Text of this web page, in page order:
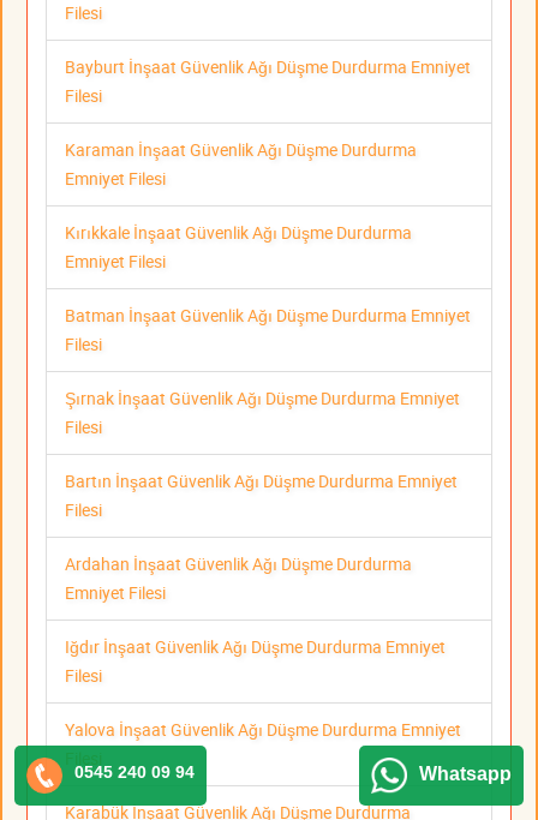
Filesi
Bayburt İnşaat Güvenlik Ağı Düşme Durdurma Emniyet
Filesi
Karaman İnşaat Güvenlik Ağı Düşme Durdurma
Emniyet Filesi
Kırıkkale İnşaat Güvenlik Ağı Düşme Durdurma
Emniyet Filesi
Batman İnşaat Güvenlik Ağı Düşme Durdurma Emniyet
Filesi
Şırnak İnşaat Güvenlik Ağı Düşme Durdurma Emniyet
Filesi
Bartın İnşaat Güvenlik Ağı Düşme Durdurma Emniyet
Filesi
Ardahan İnşaat Güvenlik Ağı Düşme Durdurma
Emniyet Filesi
Iğdır İnşaat Güvenlik Ağı Düşme Durdurma Emniyet
Filesi
Yalova İnşaat Güvenlik Ağı Düşme Durdurma Emniyet
Karabük İnşaat Güvenlik Ağı Düşme Durdurma
0545 240 09 94 Whatsapp